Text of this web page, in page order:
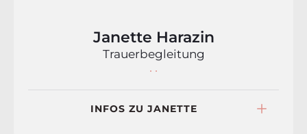
Janette Harazin
Trauerbegleitung
INFOS ZU JANETTE